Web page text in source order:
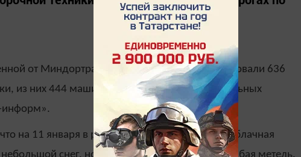
от Миндортранса РТ, в Татарстане задействовали 636
из них 444 машины ведут работу на региональных
информ».
на 11 января в республике прогнозируется облачная